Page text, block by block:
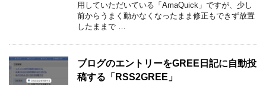
用していただいている「AmaQuick」ですが、少し
前からうまく動かなくなったまま修正もできず放置
したままで …
ブログのエントリーをGREE日記に自動投
稿する「RSS2GREE」